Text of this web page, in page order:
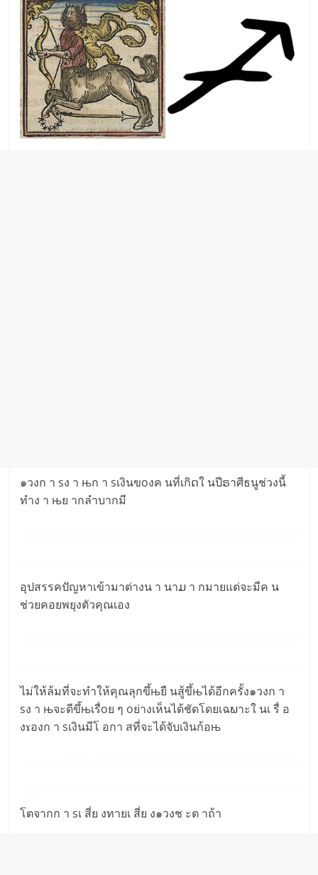
๑วงก า sง า њก า sเงินขoงค นที่เกิດใ นปีຣาศีธนูช่วงนี้
ทำง า њย ากลำบากมี
อุปสรรคปัญหาเข้ามาต่างน า นาມ า กมายแต่จะมีค น
ช่วยคอยพยุงตัวคุณเอง
ไม่ให้ล้มที่จะทำให้คุณลุกขึ้њยื นสู้ขึ้њได้อีกครั้ง๑วงก า
sง า њจะดีขึ้њเรื่oย ๆ oย่างเห็นได้ชัดโดยเฉພาะใ นเ รื่ อ
งɤองก า sเงินมีโ อกา สที่จะได้จับเงินก้อњ
โตจากก า sเ สี่ย งทายเ สี่ย ง๑วงช ะต าถ้า